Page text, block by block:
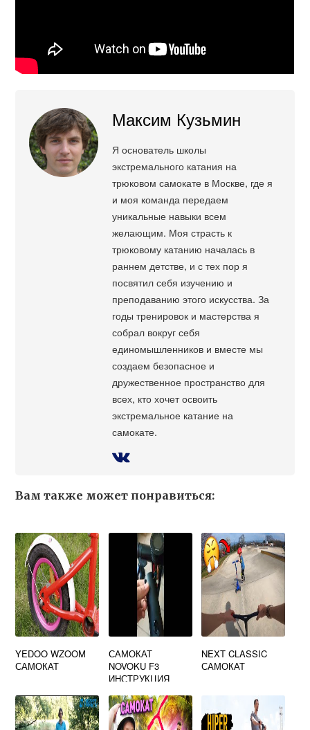
Максим Кузьмин
Я основатель школы
экстремального катания на
трюковом самокате в Москве, где я
и моя команда передаем
уникальные навыки всем
желающим. Моя страсть к
трюковому катанию началась в
раннем детстве, и с тех пор я
посвятил себя изучению и
преподаванию этого искусства. За
годы тренировок и мастерства я
собрал вокруг себя
единомышленников и вместе мы
создаем безопасное и
дружественное пространство для
всех, кто хочет освоить
экстремальное катание на
самокате.
Вам также может понравиться:
YEDOO WZOOM
САМОКАТ
САМОКАТ
NOVOKU F3
ИНСТРУКЦИЯ
NEXT CLASSIC
САМОКАТ